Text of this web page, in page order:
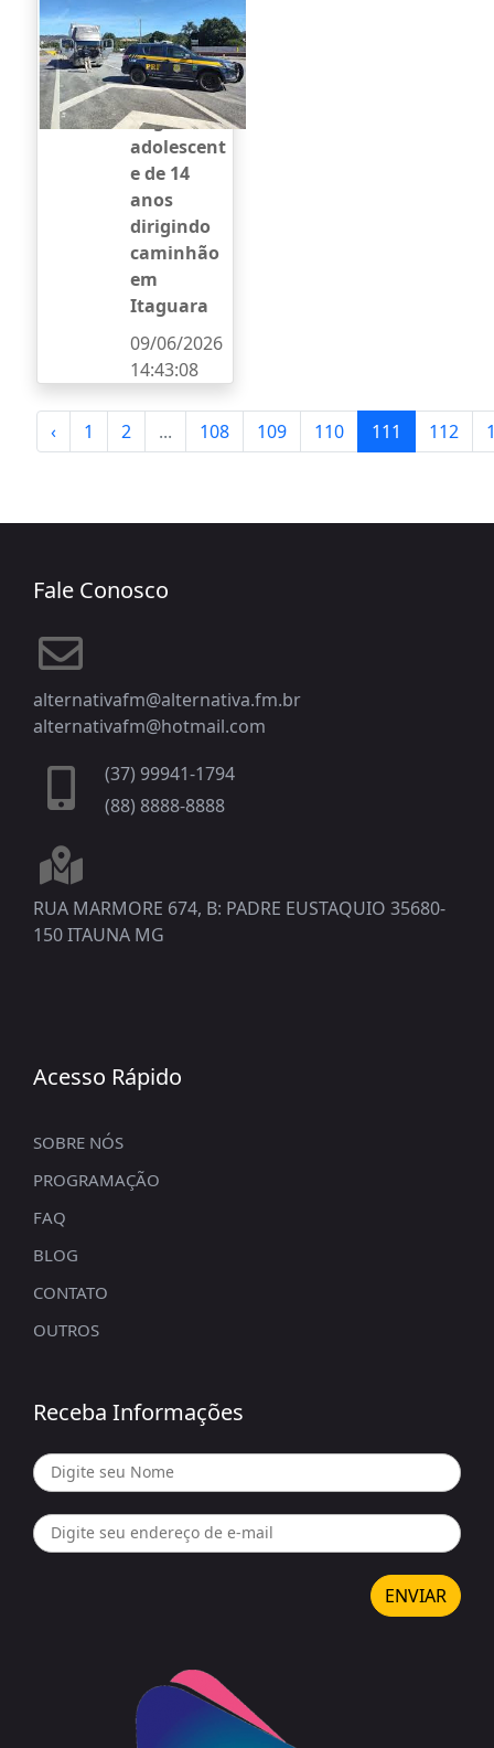
suspeita da
baixa
estatura do
motorista e
flagra
adolescent
e de 14
anos
dirigindo
caminhão
em
Itaguara
09/06/2026
14:43:08
‹ 1 2 ... 108 109 110 111 112
Fale Conosco
alternativafm@alternativa.fm.br
alternativafm@hotmail.com
(37) 99941-1794
(88) 8888-8888
RUA MARMORE 674, B: PADRE EUSTAQUIO 35680-
150 ITAUNA MG
Acesso Rápido
SOBRE NÓS
PROGRAMAÇÃO
FAQ
BLOG
CONTATO
OUTROS
Receba Informações
ENVIAR